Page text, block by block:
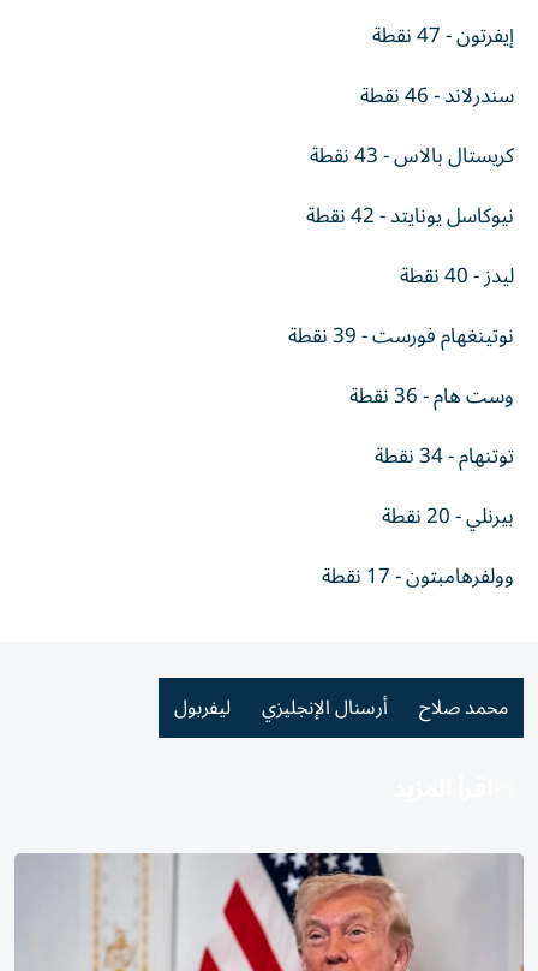
إيفرتون - 47 نقطة
سندرلاند - 46 نقطة
كريستال بالاس - 43 نقطة
نيوكاسل يونايتد - 42 نقطة
ليدز - 40 نقطة
نوتينغهام فورست - 39 نقطة
وست هام - 36 نقطة
توتنهام - 34 نقطة
بيرنلي - 20 نقطة
وولفرهامبتون - 17 نقطة
محمد صلاح أرسنال الإنجليزي ليفربول